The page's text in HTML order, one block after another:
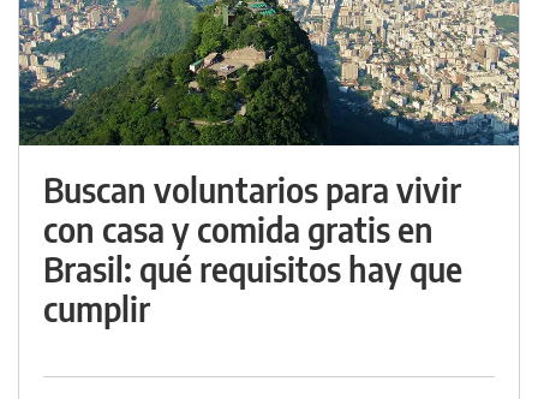
Buscan voluntarios para vivir
con casa y comida gratis en
Brasil: qué requisitos hay que
cumplir